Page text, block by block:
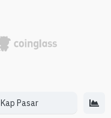
Kap Pasar